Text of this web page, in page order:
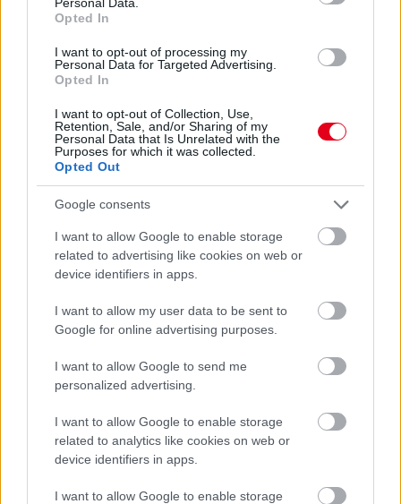
Opted In
I want to opt-out of processing my
Personal Data for Targeted Advertising.
Opted In
I want to opt-out of Collection, Use,
Retention, Sale, and/or Sharing of my
Personal Data that Is Unrelated with the
Purposes for which it was collected.
Opted Out
Google consents
I want to allow Google to enable storage
related to advertising like cookies on web or
device identifiers in apps.
I want to allow my user data to be sent to
Google for online advertising purposes.
I want to allow Google to send me
personalized advertising.
I want to allow Google to enable storage
related to analytics like cookies on web or
device identifiers in apps.
I want to allow Google to enable storage
részletek
előző hírek következő hírek
Hallgasd meg a Formula Podcast
legfrissebb adását!
Kövess minket a Facebookon
Parc Fermé
„Jó látni, hogy közel az álom” – Camara az F1-es
pletykákról